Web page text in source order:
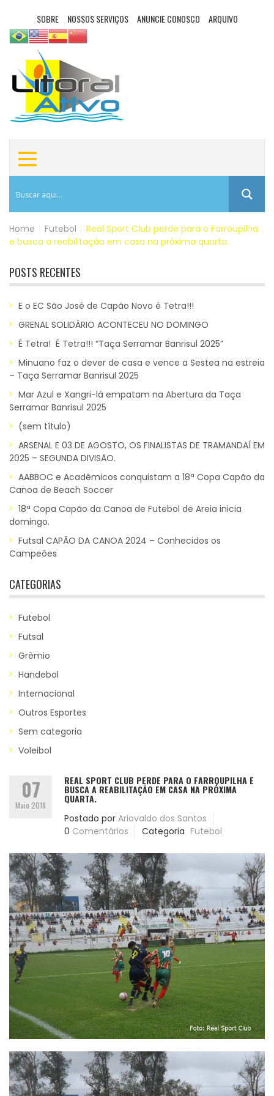
SOBRE NOSSOS SERVIÇOS ANUNCIE CONOSCO ARQUIVO
Home Futebol
Real Sport Club perde para o Farroupilha
e busca a reabilitação em casa na próxima quarta.
POSTS RECENTES
E o EC São José de Capão Novo é Tetra!!!
GRENAL SOLIDÁRIO ACONTECEU NO DOMINGO
É Tetra! É Tetra!!! “Taça Serramar Banrisul 2025”
Minuano faz o dever de casa e vence a Sestea na estreia
– Taça Serramar Banrisul 2025
Mar Azul e Xangri-lá empatam na Abertura da Taça
Serramar Banrisul 2025
(sem título)
ARSENAL E 03 DE AGOSTO, OS FINALISTAS DE TRAMANDAÍ EM
2025 – SEGUNDA DIVISÃO.
AABBOC e Acadêmicos conquistam a 18ª Copa Capão da
Canoa de Beach Soccer
18ª Copa Capão da Canoa de Futebol de Areia inicia
domingo.
Futsal CAPÃO DA CANOA 2024 – Conhecidos os
Campeões
CATEGORIAS
Futebol
Futsal
Grêmio
Handebol
Internacional
Outros Esportes
Sem categoria
Voleibol
07
Maio 2018
REAL SPORT CLUB PERDE PARA O FARROUPILHA E
BUSCA A REABILITAÇÃO EM CASA NA PRÓXIMA
QUARTA.
Postado por Ariovaldo dos Santos
0 Comentários Categoria Futebol